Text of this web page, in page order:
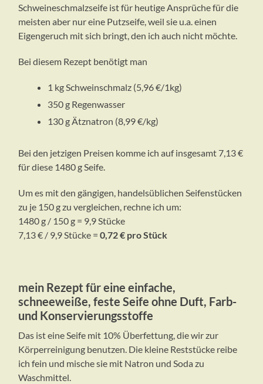
Schweineschmalzseife ist für heutige Ansprüche für die
meisten aber nur eine Putzseife, weil sie u.a. einen
Eigengeruch mit sich bringt, den ich auch nicht möchte.
Bei diesem Rezept benötigt man
1 kg Schweinschmalz (5,96 €/1kg)
350 g Regenwasser
130 g Ätznatron (8,99 €/kg)
Bei den jetzigen Preisen komme ich auf insgesamt 7,13 €
für diese 1480 g Seife.
Um es mit den gängigen, handelsüblichen Seifenstücken
zu je 150 g zu vergleichen, rechne ich um:
1480 g / 150 g = 9,9 Stücke
7,13 € / 9,9 Stücke =0,72 € pro Stück
mein Rezept für eine einfache,
schneeweiße, feste Seife ohne Duft, Farb-
und Konservierungsstoffe
Das ist eine Seife mit 10% Überfettung, die wir zur
Körperreinigung benutzen. Die kleine Reststücke reibe
ich fein und mische sie mit Natron und Soda zu
Waschmittel.